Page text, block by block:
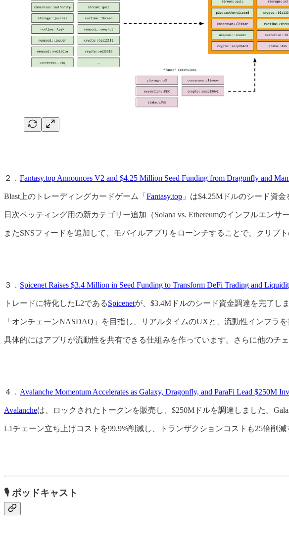
２． Fantasy.top Announces V2 and $4.25 Million Seed Funding from Dragonfly and
Blast上のトレーディングカードゲーム「 Fantasy.top 」は$4.25Mドルのシード資
日次ベッティング用の新カテゴリー追加（Solana vs. Ethereumのインフルエン
またSNSフィードを追加して、モバイルアプリをローンチすることで、クリプ
３． Spicenet Raises $3.4 Million in Seed Funding to Transform DeFi Trading and
トレードに特化したL2であるSpicenetが、$3.4Mドルのシード資金調達を完了し
「オンチェーンNASDAQ」を目指し、リアルタイムのUXと、流動性インフラを
具体的にはアプリが流動性を共有できる仕組みを作っています。さらに他の
４． Avalanche Momentum Accelerates as Galaxy, Dragonfly, and ParaFi Lead $250M
Avalancheは、ロックされたトークンを販売し、$250Mドルを調達しました。
L1チェーン立ち上げコストを99.9%削減し、トランザクションコストも25倍削減
🎙 ポッドキャスト